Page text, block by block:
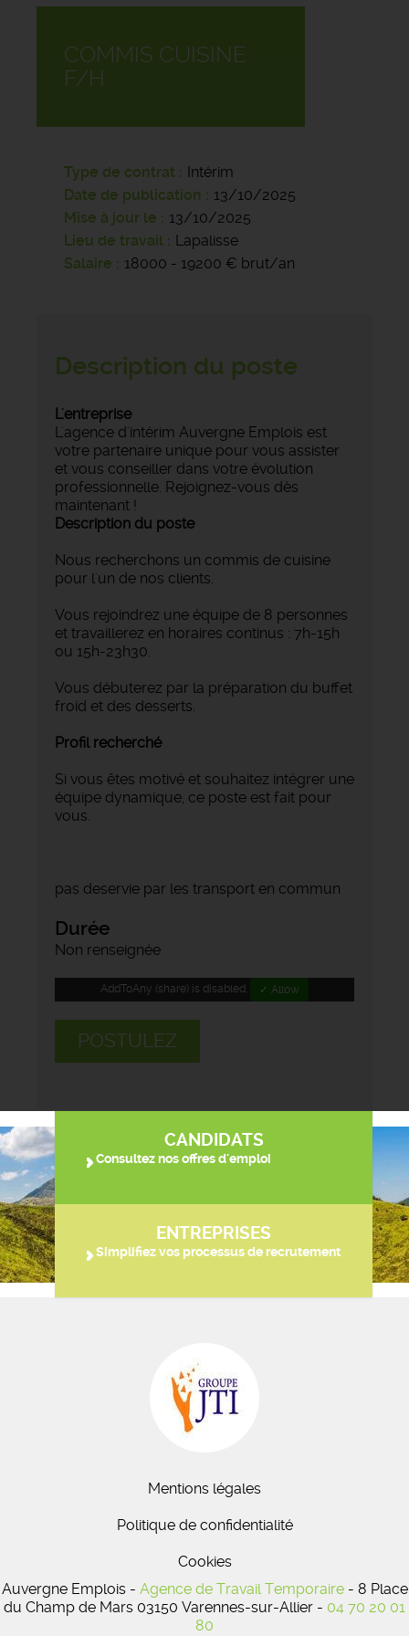
COMMIS CUISINE
F/H
Type de contrat
Intérim
Date de publication
13/10/2025
Mise à jour le
13/10/2025
Lieu de travail
Lapalisse
Salaire
18000 - 19200 € brut/an
Description du poste
L'entreprise
L'agence d'intérim Auvergne Emplois est
votre partenaire unique pour vous assister
et vous conseiller dans votre évolution
professionnelle. Rejoignez-vous dès
maintenant !
Description du poste
Nous recherchons un commis de cuisine
pour l'un de nos clients.
Vous rejoindrez une équipe de 8 personnes
et travaillerez en horaires continus : 7h-15h
ou 15h-23h30.
Vous débuterez par la préparation du buffet
froid et des desserts.
Profil recherché
Si vous êtes motivé et souhaitez intégrer une
équipe dynamique, ce poste est fait pour
vous.
pas deservie par les transport en commun
Durée
Non renseignée
AddToAny (share) is disabled. ✓ Allow
POSTULEZ
CANDIDATS
Consultez nos offres d'emploi
ENTREPRISES
Simplifiez vos processus de recrutement
Mentions légales
Politique de confidentialité
Cookies
Auvergne Emplois - Agence de Travail Temporaire- 8 Place
du Champ de Mars 03150 Varennes-sur-Allier - 04 70 20 01
80